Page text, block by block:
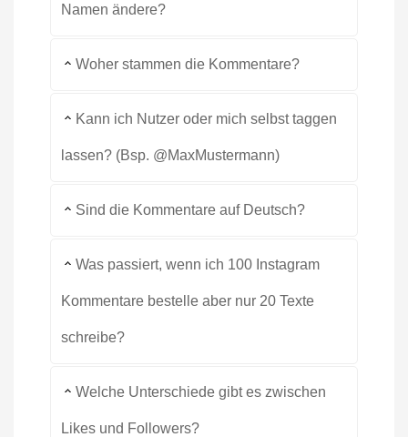
Namen ändere?
Woher stammen die Kommentare?
Kann ich Nutzer oder mich selbst taggen
lassen? (Bsp. @MaxMustermann)
Sind die Kommentare auf Deutsch?
Was passiert, wenn ich 100 Instagram
Kommentare bestelle aber nur 20 Texte
schreibe?
Welche Unterschiede gibt es zwischen
Likes und Followers?